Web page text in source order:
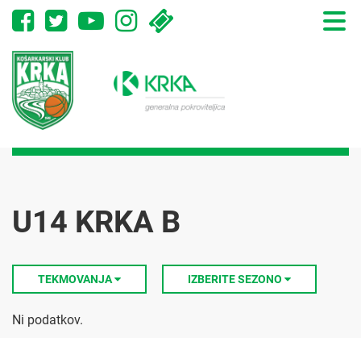
Toggle
U14 KRKA B
TEKMOVANJA IZBERITE SEZONO
Ni podatkov.